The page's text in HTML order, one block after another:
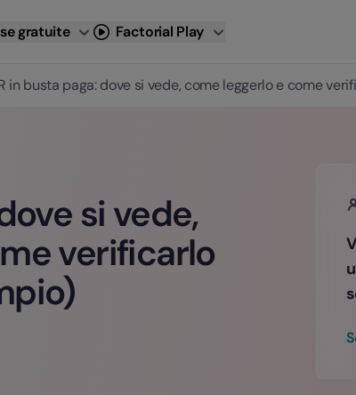
gratuite Factorial Play
in busta paga: dove si vede, come leggerlo e come
si vede,
verificarlo